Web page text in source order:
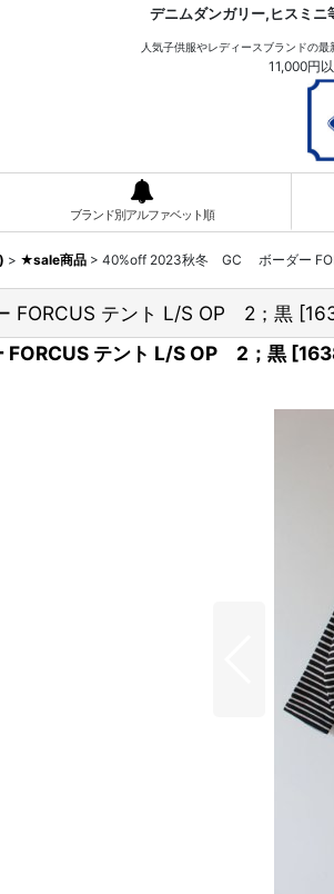
デニムダンガリー,ヒスミニ
人気子供服やレディースブランドの
11,000円
ブランド別アルファベット順
> ★sale商品 > 40%off 2023秋冬 GC ボーダー
テント L/S OP 2；黒 [
テント L/S OP 2；黒 [